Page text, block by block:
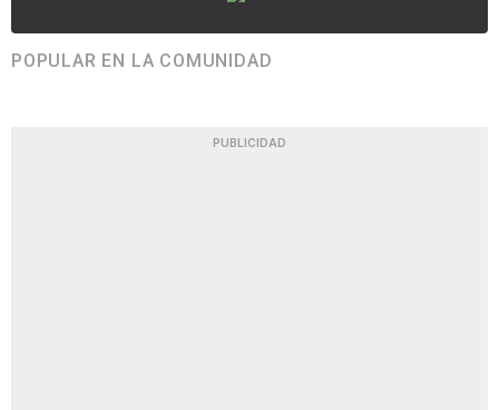
POPULAR EN LA COMUNIDAD
PUBLICIDAD